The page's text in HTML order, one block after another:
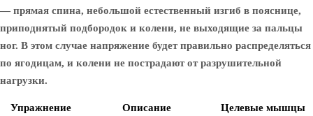
— прямая спина, небольшой естественный изгиб в пояснице,
приподнятый подбородок и колени, не выходящие за пальцы
ног. В этом случае напряжение будет правильно распределяться
по ягодицам, и колени не пострадают от разрушительной
нагрузки.
Упражнение Описание Целевые мышцы